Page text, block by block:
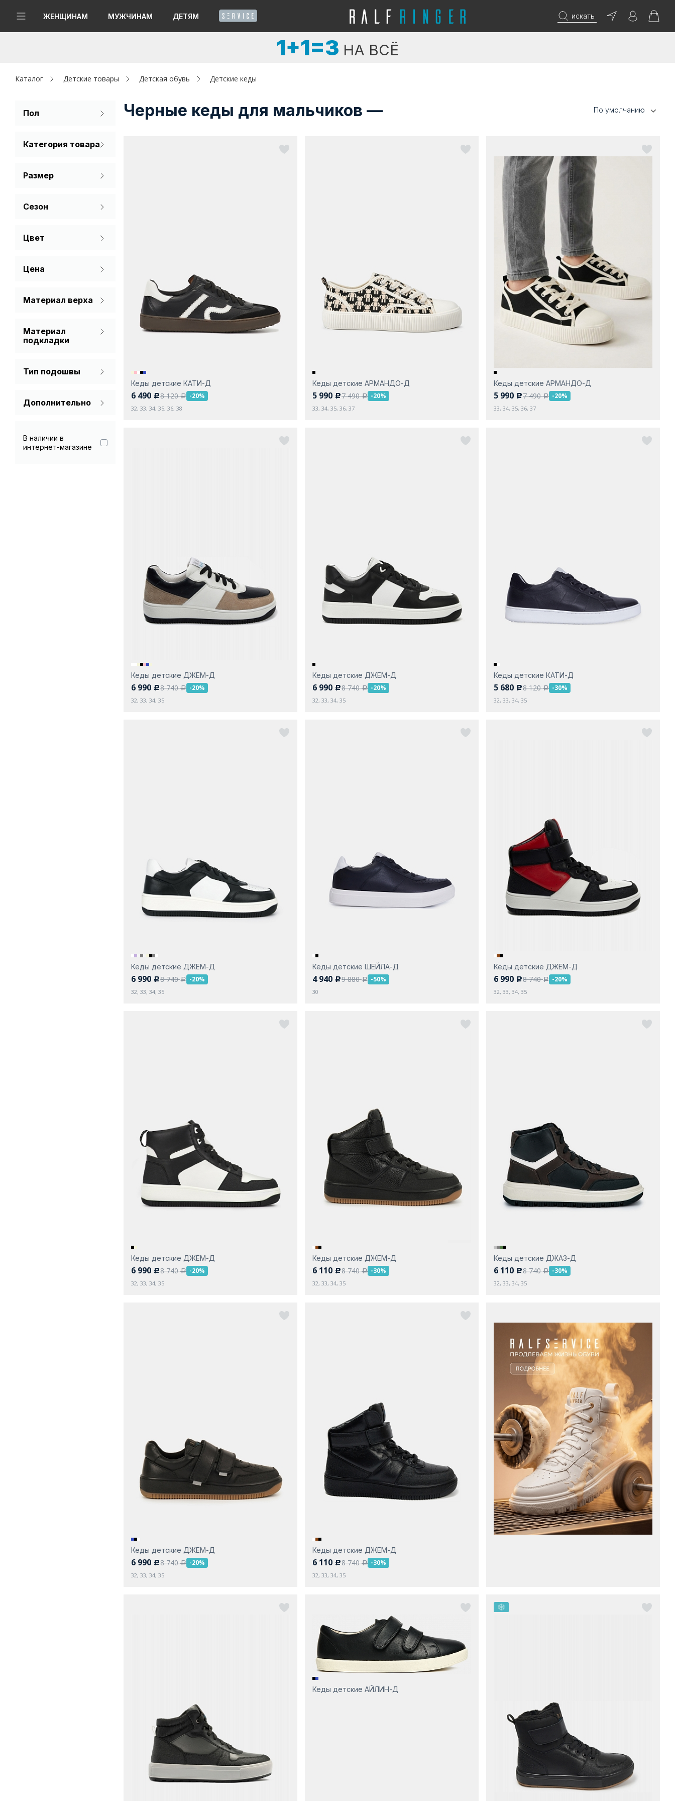
ЖЕНЩИНАМ МУЖЧИНАМ ДЕТЯМ искать
Женщинам
Капсула
Аутлет
1+1=3 НА ВСЁ
Каталог Детские товары Детская обувь Детские кеды
Пол
Для мальчиков
Категория товара
Кеды
Размер
36
Сезон
Зима
Цвет
Молочный
Синий
Черный
Цена
Материал верха
Спилок
Материал
подкладки
Натуральная кожа
Тип подошвы
Дополнительно
В наличии в
интернет-магазине
Черные кеды для мальчиков — По умолчанию
Кеды детские КАТИ-Д
6 490 c8 120a -20%
32, 33, 34, 35, 36, 38
Кеды детские АРМАНДО-Д
5 990 c7 490a -20%
33, 34, 35, 36, 37
Кеды детские АРМАНДО-Д
5 990 c7 490a -20%
33, 34, 35, 36, 37
Кеды детские ДЖЕМ-Д
6 990 c8 740a -20%
32, 33, 34, 35
Кеды детские ДЖЕМ-Д
6 990 c8 740a -20%
32, 33, 34, 35
Кеды детские КАТИ-Д
5 680 c8 120a -30%
32, 33, 34, 35
Кеды детские ДЖЕМ-Д
6 990 c8 740a -20%
32, 33, 34, 35
Кеды детские ШЕЙЛА-Д
4 940 c9 880a -50%
30
Кеды детские ДЖЕМ-Д
6 990 c8 740a -20%
32, 33, 34, 35
Кеды детские ДЖЕМ-Д
6 990 c8 740a -20%
32, 33, 34, 35
Кеды детские ДЖЕМ-Д
6 110 c8 740a -30%
32, 33, 34, 35
Кеды детские ДЖАЗ-Д
6 110 c8 740a -30%
32, 33, 34, 35
Кеды детские ДЖЕМ-Д
6 990 c8 740a -20%
32, 33, 34, 35
Кеды детские ДЖЕМ-Д
6 110 c8 740a -30%
32, 33, 34, 35
Кеды детские АЙЛИН-Д